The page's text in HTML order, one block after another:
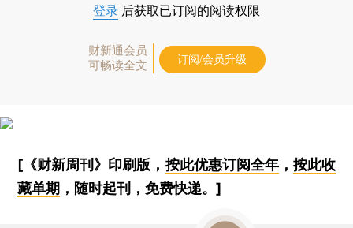
登录 后获取已订阅的阅读权限
财新通会员
可畅读全文
订阅/会员升级
[《财新周刊》印刷版， 按此优惠订阅全年， 按此收
藏单期 ，随时起刊，免费快递。]